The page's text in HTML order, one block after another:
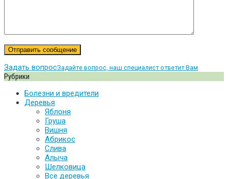
Задать вопросЗадайте вопрос, наш специалист ответит Вам
Рубрики
Болезни и вредители
Деревья
Яблоня
Груша
Вишня
Абрикос
Слива
Алыча
Шелковица
Все деревья